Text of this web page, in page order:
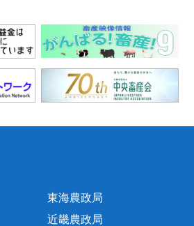
東海農政局
近畿農政局